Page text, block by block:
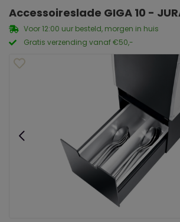
Accessoireslade GIGA 10 -
Voor 12:00 uur besteld, morgen in huis
Gratis verzending vanaf €50,-